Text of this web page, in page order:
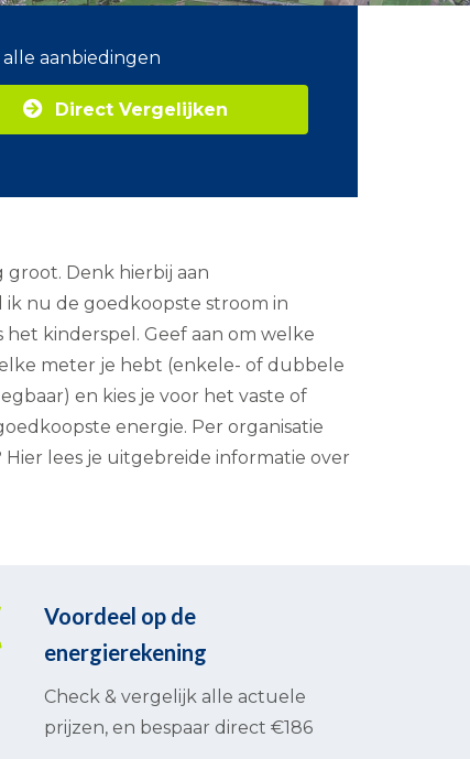
aanbiedingen
Direct Vergelijken
groot. Denk hierbij aan
ik nu de goedkoopste stroom in
kinderspel. Geef aan om welke
meter je hebt (enkele- of dubbele
en kies je voor het vaste of
energie. Per organisatie
lees je uitgebreide informatie over
Voordeel op de
energierekening
Check & vergelijk alle actuele
prijzen, en bespaar direct €186